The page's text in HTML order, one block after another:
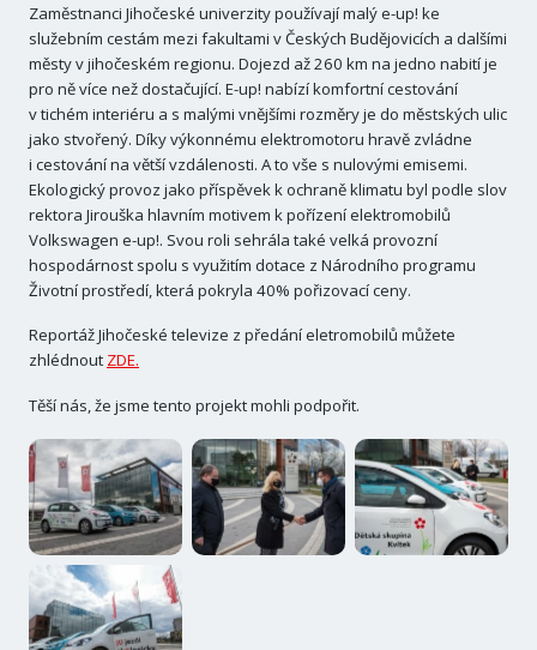
Zaměstnanci Jihočeské univerzity používají malý e-up! ke
služebním cestám mezi fakultami v Českých Budějovicích a dalšími
městy v jihočeském regionu. Dojezd až 260 km na jedno nabití je
pro ně více než dostačující. E-up! nabízí komfortní cestování
v tichém interiéru a s malými vnějšími rozměry je do městských ulic
jako stvořený. Díky výkonnému elektromotoru hravě zvládne
i cestování na větší vzdálenosti. A to vše s nulovými emisemi.
Ekologický provoz jako příspěvek k ochraně klimatu byl podle slov
rektora Jirouška hlavním motivem k pořízení elektromobilů
Volkswagen e-up!. Svou roli sehrála také velká provozní
hospodárnost spolu s využitím dotace z Národního programu
Životní prostředí, která pokryla 40% pořizovací ceny.
Reportáž Jihočeské televize z předání eletromobilů můžete
zhlédnout ZDE.
Těší nás, že jsme tento projekt mohli podpořit.